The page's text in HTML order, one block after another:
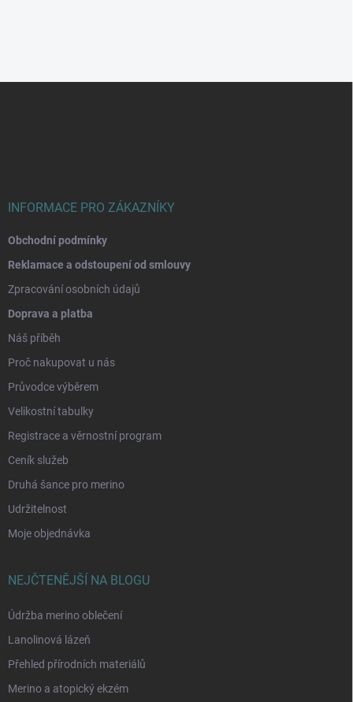
INFORMACE PRO ZÁKAZNÍKY
Obchodní podmínky
Reklamace a odstoupení od smlouvy
Zpracování osobních údajů
Doprava a platba
Náš příběh
Proč nakupovat u nás
Průvodce výběrem
Velikostní tabulky
Registrace a věrnostní program
Ceník služeb
Druhá šance pro merino
Udržitelnost
Moje objednávka
NEJČTENĚJŠÍ NA BLOGU
Údržba merino oblečení
Lanolinová lázeň
Přehled přírodních materiálů
Merino a atopický ekzém